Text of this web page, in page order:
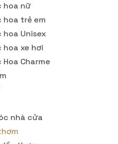
hoa nữ
hoa trẻ em
hoa Unisex
hoa xe hơi
Hoa Charme
nhà cửa